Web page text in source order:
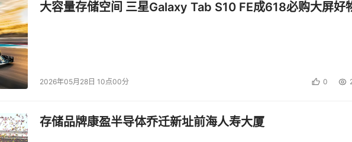
大容量存储空间 三星Galaxy Tab S10 FE成618必购大屏好
2026年05月28日 10点00分 0
存储品牌康盈半导体乔迁新址前海人寿大厦